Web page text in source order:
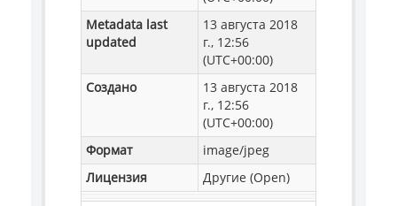
Metadata last
updated
13 августа 2018
г., 12:56
(UTC+00:00)
Создано
13 августа 2018
г., 12:56
(UTC+00:00)
Формат
image/jpeg
Лицензия
Другие (Open)